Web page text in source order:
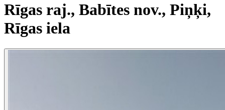
Rīgas raj., Babītes nov., Piņķi,
Rīgas iela